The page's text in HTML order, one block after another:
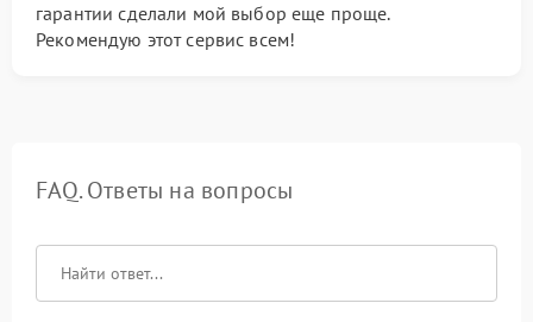
гарантии сделали мой выбор еще проще.
Рекомендую этот сервис всем!
FAQ. Ответы на вопросы